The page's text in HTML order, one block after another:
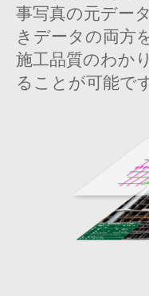
事写真の元デー
きデータの両方
施工品質のわか
ることが可能で